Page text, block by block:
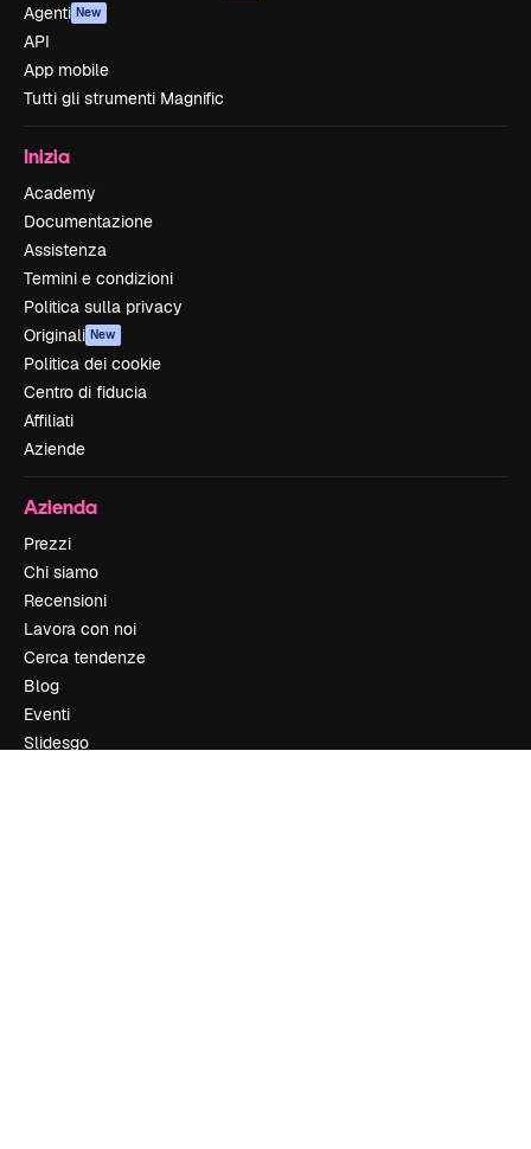
Agenti New
API
App mobile
Tutti gli strumenti Magnific
Inizia
Academy
Documentazione
Assistenza
Termini e condizioni
Politica sulla privacy
Originali New
Politica dei cookie
Centro di fiducia
Affiliati
Aziende
Azienda
Prezzi
Chi siamo
Recensioni
Lavora con noi
Cerca tendenze
Blog
Eventi
Slidesgo